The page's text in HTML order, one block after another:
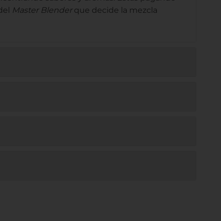
Master Blenderque decide la mezcla